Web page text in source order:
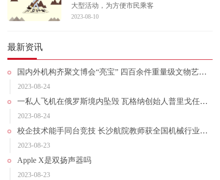
大型活动，为方便市民乘客
2023-08-10
最新资讯
国内外机构齐聚文博会“亮宝” 四百余件重量级文物艺术品将首次亮相
2023-08-24
一私人飞机在俄罗斯境内坠毁 瓦格纳创始人普里戈任在乘机名单上
2023-08-24
校企技术能手同台竞技 长沙航院教师获全国机械行业技能竞赛一等奖
2023-08-23
Apple X是双扬声器吗
2023-08-23